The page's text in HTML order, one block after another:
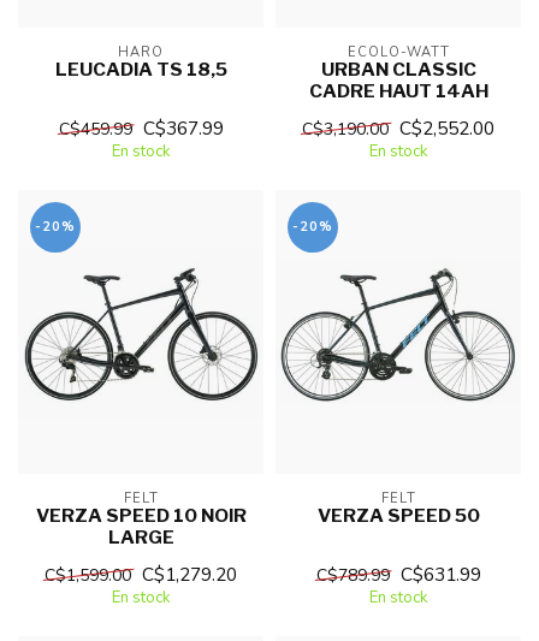
HARO
LEUCADIA TS 18,5
C$459.99 C$367.99
En stock
ECOLO-WATT
URBAN CLASSIC
CADRE HAUT 14AH
C$3,190.00 C$2,552.00
En stock
-20%
FELT
VERZA SPEED 10 NOIR
LARGE
C$1,599.00 C$1,279.20
En stock
-20%
FELT
VERZA SPEED 50
C$789.99 C$631.99
En stock